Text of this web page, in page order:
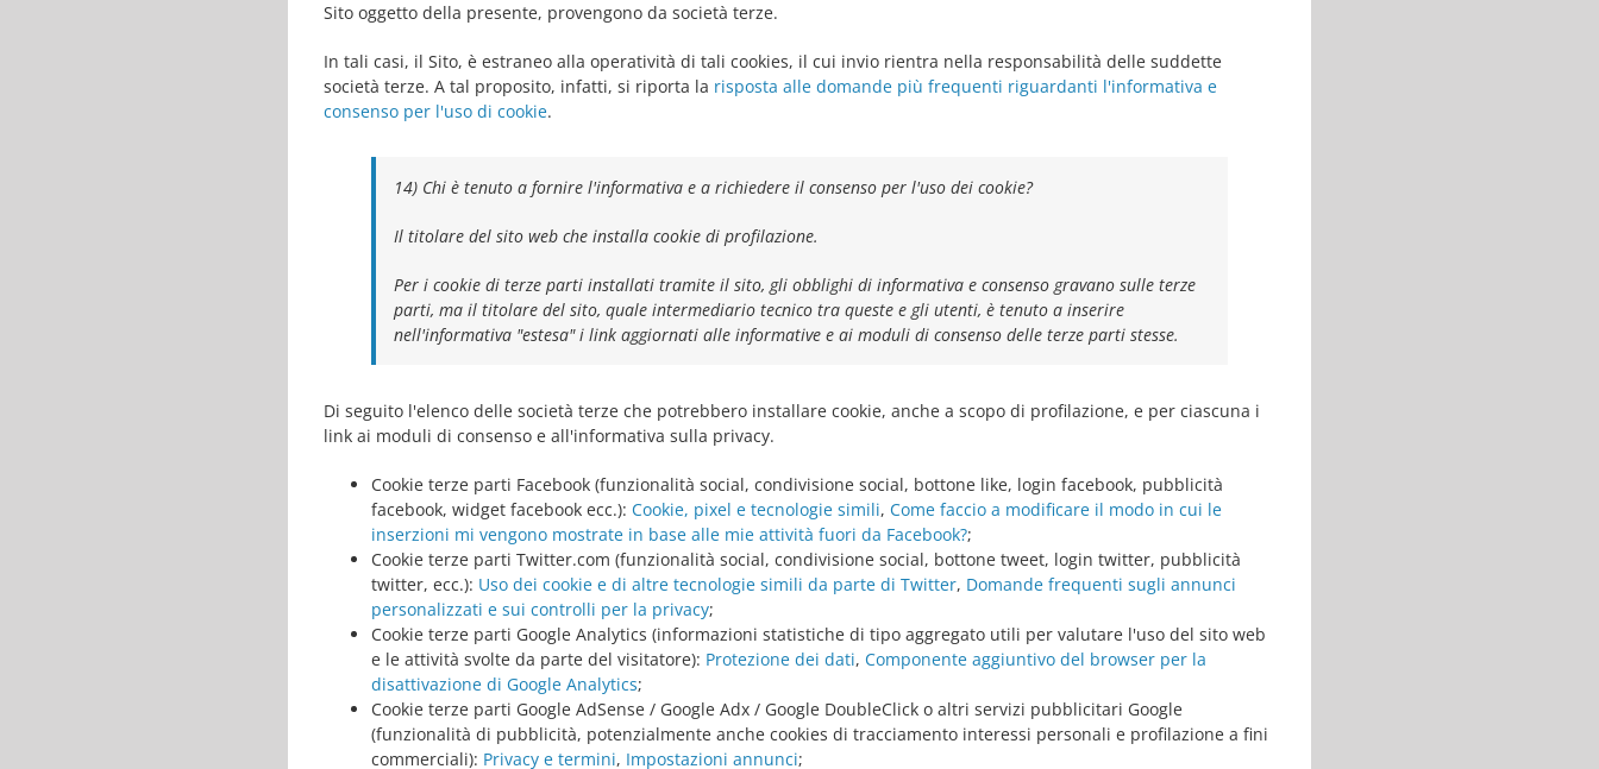
Sito oggetto della presente, provengono da società terze.
In tali casi, il Sito, è estraneo alla operatività di tali cookies, il cui invio rientra nella responsabilità delle suddette
società terze. A tal proposito, infatti, si riporta la risposta alle domande più frequenti riguardanti l'informativa e
consenso per l'uso di cookie.
14) Chi è tenuto a fornire l'informativa e a richiedere il consenso per l'uso dei cookie?
Il titolare del sito web che installa cookie di profilazione.
Per i cookie di terze parti installati tramite il sito, gli obblighi di informativa e consenso gravano sulle terze
parti, ma il titolare del sito, quale intermediario tecnico tra queste e gli utenti, è tenuto a inserire
nell'informativa "estesa" i link aggiornati alle informative e ai moduli di consenso delle terze parti stesse.
Di seguito l'elenco delle società terze che potrebbero installare cookie, anche a scopo di profilazione, e per ciascuna i
link ai moduli di consenso e all'informativa sulla privacy.
Cookie terze parti Facebook (funzionalità social, condivisione social, bottone like, login facebook, pubblicità
facebook, widget facebook ecc.): Cookie, pixel e tecnologie simili, Come faccio a modificare il modo in cui le
inserzioni mi vengono mostrate in base alle mie attività fuori da Facebook?;
Cookie terze parti Twitter.com (funzionalità social, condivisione social, bottone tweet, login twitter, pubblicità
twitter, ecc.): Uso dei cookie e di altre tecnologie simili da parte di Twitter, Domande frequenti sugli annunci
personalizzati e sui controlli per la privacy;
Cookie terze parti Google Analytics (informazioni statistiche di tipo aggregato utili per valutare l'uso del sito web
e le attività svolte da parte del visitatore): Protezione dei dati, Componente aggiuntivo del browser per la
disattivazione di Google Analytics;
Cookie terze parti Google AdSense / Google Adx / Google DoubleClick o altri servizi pubblicitari Google
(funzionalità di pubblicità, potenzialmente anche cookies di tracciamento interessi personali e profilazione a fini
commerciali): Privacy e termini, Impostazioni annunci;